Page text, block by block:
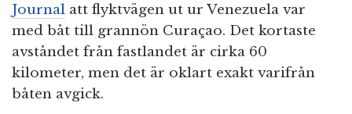
Journal att flyktvägen ut ur Venezuela var
med båt till grannön Curaçao. Det kortaste
avståndet från fastlandet är cirka 60
kilometer, men det är oklart exakt varifrån
båten avgick.